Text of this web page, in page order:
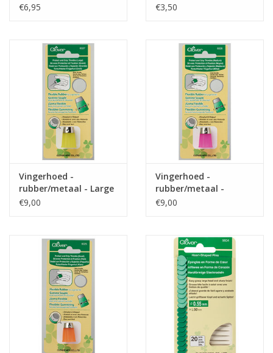
€6,95
€3,50
Vingerhoed -
rubber/metaal - Large
€9,00
Vingerhoed -
rubber/metaal -
Medium
€9,00